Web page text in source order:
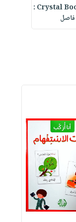
Crystal Bookmark :
فاصل